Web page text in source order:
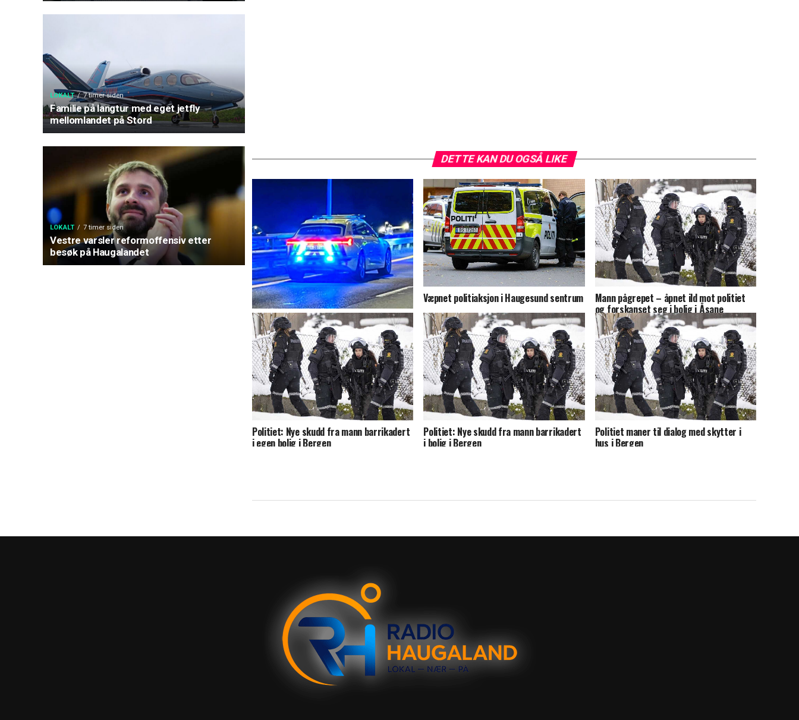
LOKALT 7 timer siden
Familie på langtur med eget jetfly
mellomlandet på Stord
LOKALT 7 timer siden
Vestre varsler reformoffensiv etter
besøk på Haugalandet
DETTE KAN DU OGSÅ LIKE
Væpnet politiaksjon mot bolig i
Kvinnherad
Væpnet politiaksjon i Haugesund sentrum Mann pågrepet – åpnet ild mot politiet
og forskanset seg i bolig i Åsane
Politiet: Nye skudd fra mann barrikadert
i egen bolig i Bergen
Politiet: Nye skudd fra mann barrikadert
i bolig i Bergen
Politiet maner til dialog med skytter i
hus i Bergen